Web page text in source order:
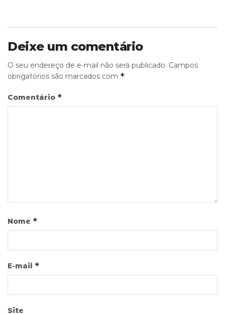
Deixe um comentário
O seu endereço de e-mail não será publicado. Campos
obrigatórios são marcados com *
Comentário *
Nome *
E-mail *
Site